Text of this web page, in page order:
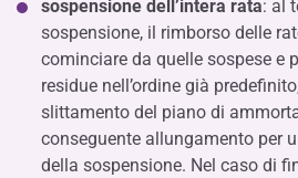
sospensione dell’intera rata: al
sospensione, il rimborso delle
cominciare da quelle sospese e
residue nell’ordine già
slittamento del piano di
conseguente allungamento per
della sospensione. Nel caso di